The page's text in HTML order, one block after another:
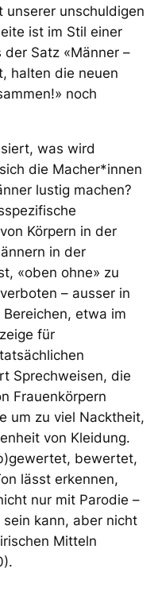
unserer unschuldigen
ist im Stil einer
Satz «Männer –
halten die neuen
noch
was wird
die Macher*innen
lustig machen?
Körpern in der
in der
«oben ohne» zu
– ausser in
etwa im
für
Sprechweisen, die
Frauenkörpern
um zu viel Nacktheit,
von Kleidung.
bewertet,
lässt erkennen,
nur mit Parodie –
kann, aber nicht
Mitteln